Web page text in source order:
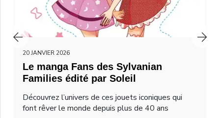
20 JANVIER 2026
Le manga Fans des Sylvanian
Families édité par Soleil
Découvrez l’univers de ces jouets iconiques qui
font rêver le monde depuis plus de 40 ans